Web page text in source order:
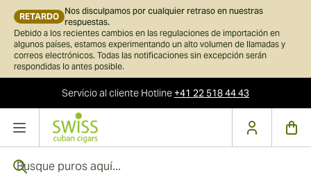
RETARDO
Nos disculpamos por cualquier retraso en nuestras
respuestas.
Debido a los recientes cambios en las regulaciones de importación en
algunos países, estamos experimentando un alto volumen de llamadas y
correos electrónicos. Todas las notificaciones sin excepción serán
respondidas lo antes posible.
Servicio al cliente Hotline+41 22 518 44 43